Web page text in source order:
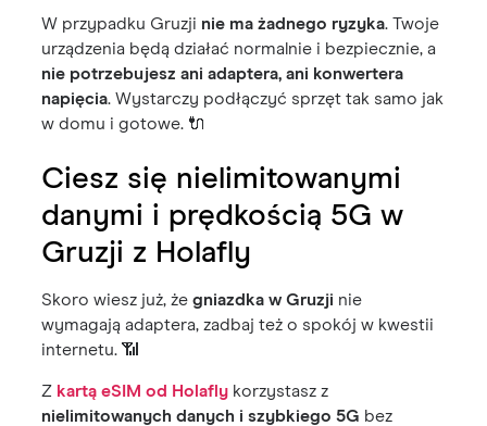
W przypadku Gruzji nie ma żadnego ryzyka. Twoje
urządzenia będą działać normalnie i bezpiecznie, a
nie potrzebujesz ani adaptera, ani konwertera
napięcia. Wystarczy podłączyć sprzęt tak samo jak
w domu i gotowe. 🔌
Ciesz się nielimitowanymi
danymi i prędkością 5G w
Gruzji z Holafly
Skoro wiesz już, żegniazdka w Gruzji nie
wymagają adaptera, zadbaj też o spokój w kwestii
internetu. 📶
Z kartą eSIM od Holafly korzystasz z
nielimitowanych danych i szybkiego 5G bez